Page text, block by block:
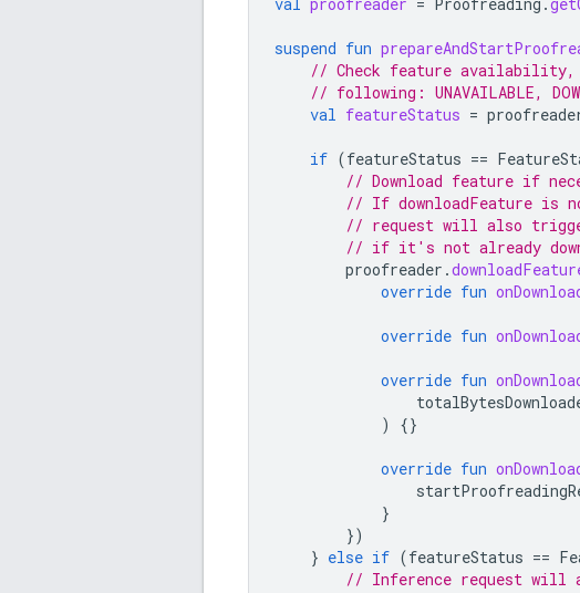
suspend fun
// Check feature
// following: UNAVAILABLE,
val featureStatus =
if (featureStatus ==
// Download feature if
// If downloadFeature is
// request will also
// if it's not already
proofreader .
override fun
override fun
override fun
)
{}
override fun
}
})
} else if (featureStatus ==
// Inference request will